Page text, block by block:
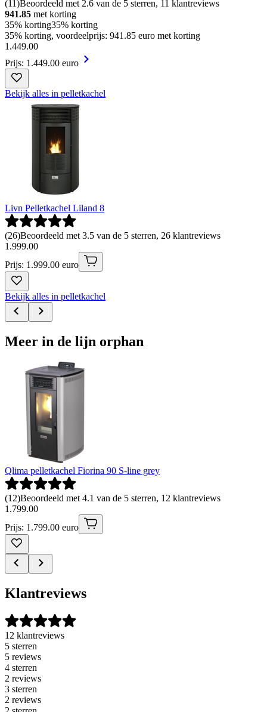
(11)Beoordeeld met 2.6 van de 5 sterren, 11 klantreviews
941.85 met korting
35% korting35% korting
35% korting, voordeelprijs: 941.85 euro met korting
1 .449.00
Prijs: 1.449.00 euro
Bekijk alles in pelletkachel
Livn Pelletkachel Liland 8
(26)Beoordeeld met 3.5 van de 5 sterren, 26 klantreviews
1 .999.00
Prijs: 1.999.00 euro
Bekijk alles in pelletkachel
Meer in de lijn orphan
Qlima pelletkachel Fiorina 90 S-line grey
(12)Beoordeeld met 4.1 van de 5 sterren, 12 klantreviews
1 .799.00
Prijs: 1.799.00 euro
Klantreviews
12 klantreviews
5 sterren
5 reviews
4 sterren
2 reviews
3 sterren
2 reviews